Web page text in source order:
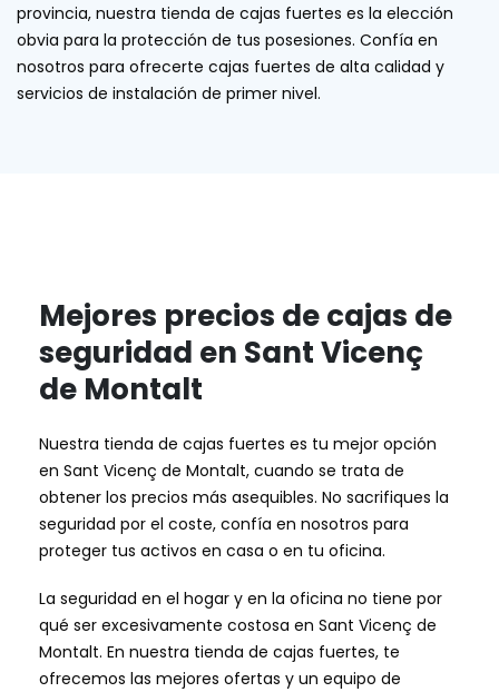
provincia, nuestra tienda de cajas fuertes es la elección
obvia para la protección de tus posesiones. Confía en
nosotros para ofrecerte cajas fuertes de alta calidad y
servicios de instalación de primer nivel.
Mejores precios de cajas de
seguridad en Sant Vicenç
de Montalt
Nuestra tienda de cajas fuertes es tu mejor opción
en Sant Vicenç de Montalt, cuando se trata de
obtener los precios más asequibles. No sacrifiques la
seguridad por el coste, confía en nosotros para
proteger tus activos en casa o en tu oficina.
La seguridad en el hogar y en la oficina no tiene por
qué ser excesivamente costosa en Sant Vicenç de
Montalt. En nuestra tienda de cajas fuertes, te
ofrecemos las mejores ofertas y un equipo de